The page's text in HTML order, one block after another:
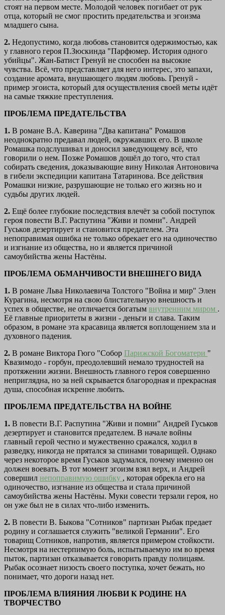
стоят на первом месте. Молодой человек погибает от рук
отца, который не смог простить предательства и эгоизма
младшего сына.
2. Недопустимо, когда любовь становится одержимостью, как
у главного героя П.Зюскинда "Парфюмер. История одного
убийцы". Жан-Батист Гренуй не способен на высокие
чувства. Всё, что представляет для него интерес, это запахи,
создание аромата, внушающего людям любовь. Гренуй -
пример эгоиста, который для осуществления своей меты идёт
на самые тяжкие преступления.
ПРОБЛЕМА ПРЕДАТЕЛЬСТВА
1. В романе В.А. Каверина "Два капитана" Ромашов
неоднократно предавал людей, окружавших его. В школе
Ромашка подслушивал и доносил заведующему всё, что
говорили о нем. Позже Ромашов дошёл до того, что стал
собирать сведения, доказывающие вину Николая Антоновича
в гибели экспедиции капитана Татаринова. Все действия
Ромашки низкие, разрушающие не только его жизнь но и
судьбы других людей.
2. Ещё более глубокие последствия влечёт за собой поступок
героя повести В.Г. Распутина "Живи и помни". Андрей
Гуськов дезертирует и становится предателем. Эта
непоправимая ошибка не только обрекает его на одиночество
и изгнание из общества, но и является причиной
самоубийства жены Настёны.
ПРОБЛЕМА ОБМАНЧИВОСТИ ВНЕШНЕГО ВИДА
1. В романе Льва Николаевича Толстого "Война и мир" Элен
Курагина, несмотря на свою блистательную внешность и
успех в обществе, не отличается богатым внутренним миром .
Её главные приоритеты в жизни - деньги и слава. Таким
образом, в романе эта красавица является воплощением зла и
духовного падения.
2. В романе Виктора Гюго "Собор Парижской Богоматери "
Квазимодо - горбун, преодолевший немало трудностей на
протяжении жизни. Внешность главного героя совершенно
неприглядна, но за ней скрывается благородная и прекрасная
душа, способная искренне любить.
ПРОБЛЕМА ПРЕДАТЕЛЬСТВА НА ВОЙНЕ
1. В повести В.Г. Распутина "Живи и помни" Андрей Гуськов
дезертирует и становится предателем. В начале войны
главный герой честно и мужественно сражался, ходил в
разведку, никогда не прятался за спинами товарищей. Однако
через некоторое время Гуськов задумался, почему именно он
должен воевать. В тот момент эгоизм взял верх, и Андрей
совершил непоправимую ошибку , которая обрекла его на
одиночество, изгнание из общества и стала причиной
самоубийства жены Настёны. Муки совести терзали героя, но
он уже был не в силах что-либо изменить.
2. В повести В. Быкова "Сотников" партизан Рыбак предает
родину и соглашается служить "великой Германии". Его
товарищ Сотников, напротив, является примером стойкости.
Несмотря на нестерпимую боль, испытываемую им во время
пыток, партизан отказывается говорить правду полицаям.
Рыбак осознает низость своего поступка, хочет бежать, но
понимает, что дороги назад нет.
ПРОБЛЕМА ВЛИЯНИЯ ЛЮБВИ К РОДИНЕ НА
ТВОРЧЕСТВО